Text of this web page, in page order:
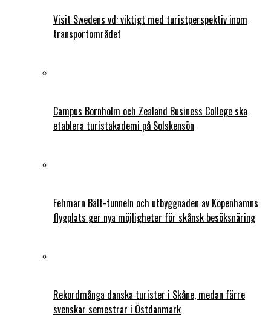
Visit Swedens vd: viktigt med turistperspektiv inom
transportområdet
Campus Bornholm och Zealand Business College ska
etablera turistakademi på Solskensön
Fehmarn Bält-tunneln och utbyggnaden av Köpenhamns
flygplats ger nya möjligheter för skånsk besöksnäring
Rekordmånga danska turister i Skåne, medan färre
svenskar semestrar i Östdanmark